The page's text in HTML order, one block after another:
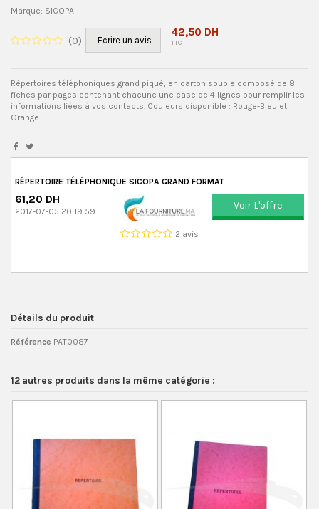
Marque: SICOPA
(0) Ecrire un avis
42,50 DH
TTC
Répertoires téléphoniques grand piqué, en carton souple composé de 8
fiches par pages contenant chacune une case de 4 lignes pour remplir les
informations liées à vos contacts. Couleurs disponible : Rouge-Bleu et
Orange.
RÉPERTOIRE TÉLÉPHONIQUE SICOPA GRAND FORMAT
61,20 DH
2017-07-05 20:19:59
2 avis
Voir L'offre
Détails du produit
Référence PAT0087
12 autres produits dans la même catégorie :